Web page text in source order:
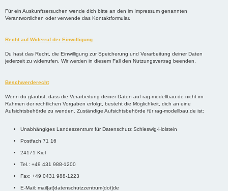
Für ein Auskunftsersuchen wende dich bitte an den im Impressum genannten
Verantwortlichen oder verwende das Kontaktformular.
Recht auf Widerruf der Einwilligung
Du hast das Recht, die Einwilligung zur Speicherung und Verarbeitung deiner Daten
jederzeit zu widerrufen. Wir werden in diesem Fall den Nutzungsvertrag beenden.
Beschwerderecht
Wenn du glaubst, dass die Verarbeitung deiner Daten auf rag-modellbau.de nicht im
Rahmen der rechtlichen Vorgaben erfolgt, besteht die Möglichkeit, dich an eine
Aufsichtsbehörde zu wenden. Zuständige Aufsichtsbehörde für rag-modellbau.de ist:
Unabhängiges Landeszentrum für Datenschutz Schleswig-Holstein
Postfach 71 16
24171 Kiel
Tel.: +49 431 988-1200
Fax: +49 0431 988-1223
E-Mail: mail{at}datenschutzzentrum{dot}de